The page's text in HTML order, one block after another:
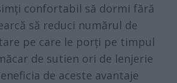
confortabil să dormi fără
să reduci numărul de
pe care le porți pe timpul
de sutien ori de lenjerie
de aceste avantaje